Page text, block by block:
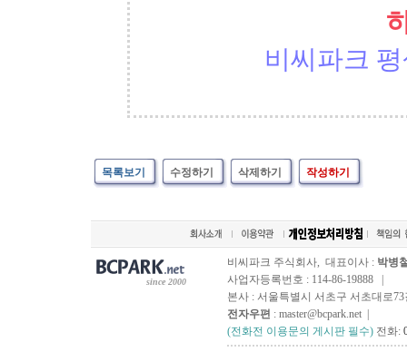
비씨파크
목록보기 수정하기 삭제하기 작성하기
since 2000
비씨파크 주식회사, 대표이사 : 박병
사업자등록번호 : 114-86-19888 |
본사 : 서울특별시 서초구 서초대로73
전자우편 : master@bcpark.net |
(전화전 이용문의 게시판 필수) 전화: